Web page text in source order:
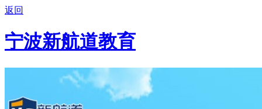
返回
宁波新航道教育